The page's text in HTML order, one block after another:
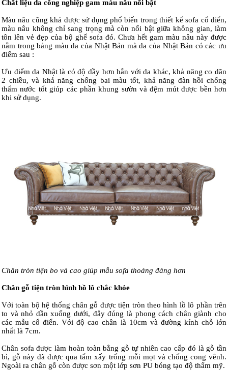
Chất liệu da công nghiệp gam màu nâu nổi bật
Màu nâu cũng khá được sử dụng phổ biến trong thiết kế sofa cổ điển,
màu nâu không chỉ sang trọng mà còn nổi bật giữa không gian, làm
tôn lên vẻ đẹp của bộ ghế sofa đó. Chưa hết gam màu nâu này được
nằm trong bảng màu da của Nhật Bản mà da của Nhật Bản có các ưu
điểm sau :
Ưu điểm da Nhật là có độ dầy hơn hẳn với da khác, khả năng co dãn
2 chiều, và khả năng chống bai màu tốt, khả năng đàn hồi chống
thấm nước tốt giúp các phần khung sườn và đệm mút được bền hơn
khi sử dụng.
Chân tròn tiện bo và cao giúp mẫu sofa thoáng đáng hơn
Chân gỗ tiện tròn hình hồ lô chắc khỏe
Với toàn bộ hệ thống chân gỗ được tiện tròn theo hình lồ lô phần trên
to và nhỏ dần xuống dưới, đây đúng là phong cách chân giành cho
các mẫu cổ điển. Với độ cao chân là 10cm và đường kính chỗ lớn
nhất là 7cm.
Chân sofa được làm hoàn toàn bằng gỗ tự nhiên cao cấp đó là gỗ tần
bì, gỗ này đã được qua tẩm xấy trống mỗi mọt và chống cong vênh.
Ngoài ra chân gỗ còn được sơn một lớp sơn PU bóng tạo độ thẩm mỹ.